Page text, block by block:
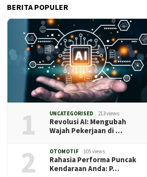
BERITA POPULER
1 UNCATEGORISED 213 views
Revolusi AI: Mengubah
Wajah Pekerjaan di …
2 OTOMOTIF 105 views
Rahasia Performa Puncak
Kendaraan Anda: P…